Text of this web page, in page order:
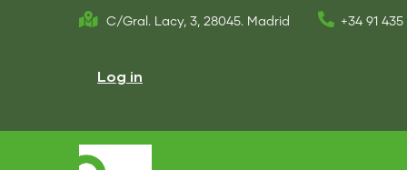
C/Gral. Lacy, 3, 28045. Madrid +34 91 435
account
menu
Log in